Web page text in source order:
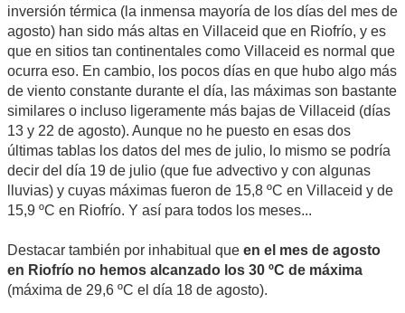
inversión térmica (la inmensa mayoría de los días del mes de
agosto) han sido más altas en Villaceid que en Riofrío, y es
que en sitios tan continentales como Villaceid es normal que
ocurra eso. En cambio, los pocos días en que hubo algo más
de viento constante durante el día, las máximas son bastante
similares o incluso ligeramente más bajas de Villaceid (días
13 y 22 de agosto). Aunque no he puesto en esas dos
últimas tablas los datos del mes de julio, lo mismo se podría
decir del día 19 de julio (que fue advectivo y con algunas
lluvias) y cuyas máximas fueron de 15,8 ºC en Villaceid y de
15,9 ºC en Riofrío. Y así para todos los meses...
Destacar también por inhabitual que en el mes de agosto
en Riofrío no hemos alcanzado los 30 ºC de máxima
(máxima de 29,6 ºC el día 18 de agosto).